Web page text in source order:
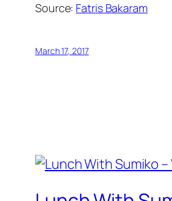
Source: Fatris Bakaram
March 17, 2017